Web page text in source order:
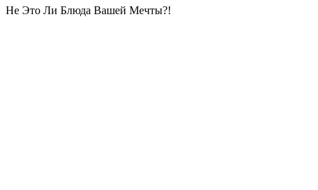
Не Это Ли Блюда Вашей Мечты?!